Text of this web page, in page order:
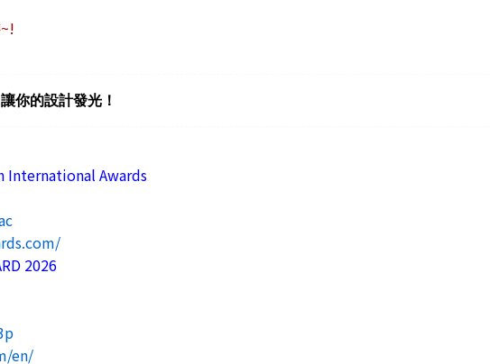
你的設計發光！
International Awards
2026
en/